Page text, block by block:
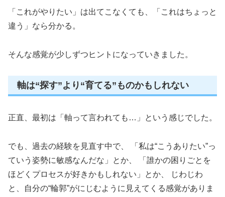
「これがやりたい」は出てこなくても、「これはちょっと
違う」なら分かる。
そんな感覚が少しずつヒントになっていきました。
軸は“探す”より“育てる”ものかもしれない
正直、最初は「軸って言われても…」という感じでした。
でも、過去の経験を見直す中で、 「私は“こうありたい”っ
ていう姿勢に敏感なんだな」とか、 「誰かの困りごとを
ほどくプロセスが好きかもしれない」とか、 じわじわ
と、自分の“輪郭”がにじむように見えてくる感覚がありま